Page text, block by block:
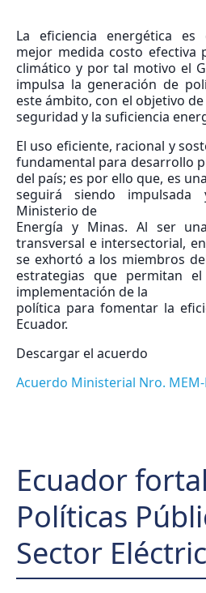
La eficiencia energética es
mejor medida costo efectiva
climático y por tal motivo el
impulsa la generación de
este ámbito, con el objetivo
seguridad y la suficiencia
El uso eficiente, racional y
fundamental para desarrollo
del país; es por ello que, es
seguirá siendo
Ministerio de
Energía y Minas. Al ser
transversal e intersectorial,
se exhortó a los miembros
estrategias que permitan
implementación de la
política para fomentar la
Ecuador.
Descargar el acuerdo
Acuerdo Ministerial Nro. MEM-
Ecuador
Políticas
Sector